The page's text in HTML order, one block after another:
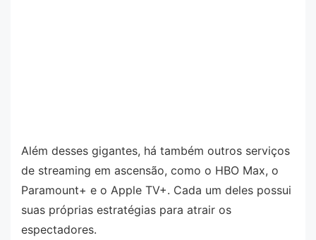
Além desses gigantes, há também outros serviços
de streaming em ascensão, como o HBO Max, o
Paramount+ e o Apple TV+. Cada um deles possui
suas próprias estratégias para atrair os
espectadores.